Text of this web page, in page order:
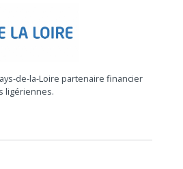
de-la-Loire partenaire financier
ligériennes.